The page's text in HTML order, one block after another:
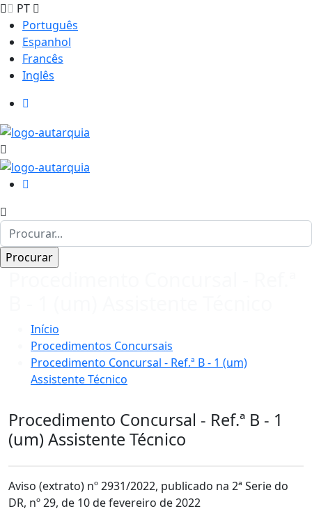
PT
Português
Espanhol
Francês
Inglês
Início
Procedimentos Concursais
Procedimento Concursal - Ref.ª B - 1 (um)
Assistente Técnico
Procedimento Concursal - Ref.ª B - 1
(um) Assistente Técnico
Aviso (extrato) nº 2931/2022, publicado na 2ª Serie do
DR, nº 29, de 10 de fevereiro de 2022